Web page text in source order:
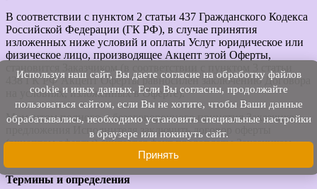
Используя наш cайт, Вы даете согласие на обработку файлов
cookie и иных данных. Если Вы согласны, продолжайте
пользоваться сайтом, если Вы не хотите, чтобы Ваши данные
обрабатывались, необходимо установить специальные настройки
в браузере или покинуть сайт.
Принять
В соответствии с пунктом 2 статьи 437 Гражданского Кодекса
Российской Федерации (ГК РФ), в случае принятия
изложенных ниже условий и оплаты Услуг юридическое или
физическое лицо, производящее Акцепт этой Оферты,
438 ГК РФ Акцепт Оферты равносилен заключению Договора
на условиях, изложенных в Оферте).
Моментом полного и безоговорочного принятия Заказчиком
предложения Исполнителя заключить договор оферты
(акцептом оферты) считается факт предоплаты Заказчиком
Термины и определения